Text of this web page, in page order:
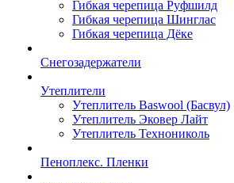
Гибкая черепица Руфшилд
Гибкая черепица Шинглас
Гибкая черепица Дёке
Снегозадержатели
Утеплители
Утеплитель Baswool (Басвул)
Утеплитель Эковер Лайт
Утеплитель Технониколь
Пеноплекс. Пленки